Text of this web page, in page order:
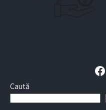
Caută